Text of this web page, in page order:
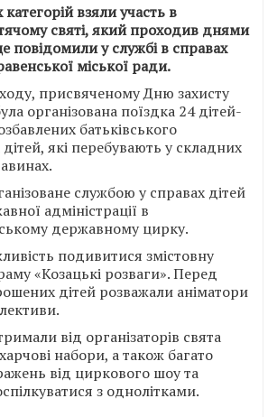
категорій взяли участь в
святі, який проходив днями
повідомили у службі в справах
міської ради.
присвяченому Дню захисту
організована поїздка 24 дітей-
батьківського
дітей, які перебувають у складних
службою у справах дітей
адміністрації в
державному цирку.
подивитися змістовну
«Козацькі розваги». Перед
дітей розважали аніматори
від організаторів свята
набори, а також багато
від циркового шоу та
з однолітками.